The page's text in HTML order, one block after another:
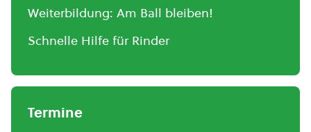
Weiterbildung: Am Ball bleiben!
Schnelle Hilfe für Rinder
Termine